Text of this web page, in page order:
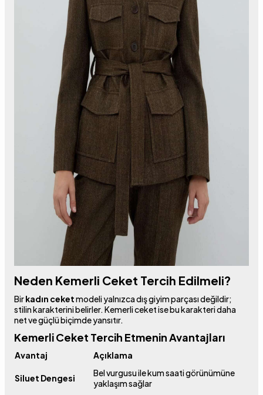
Neden Kemerli Ceket Tercih Edilmeli?
Birkadın ceketmodeli yalnızca dış giyim parçası değildir;
stilin karakterini belirler. Kemerli ceket ise bu karakteri daha
net ve güçlü biçimde yansıtır.
Kemerli Ceket Tercih Etmenin Avantajları
Avantaj Açıklama
Siluet Dengesi
Bel vurgusu ile kum saati görünümüne
yaklaşım sağlar